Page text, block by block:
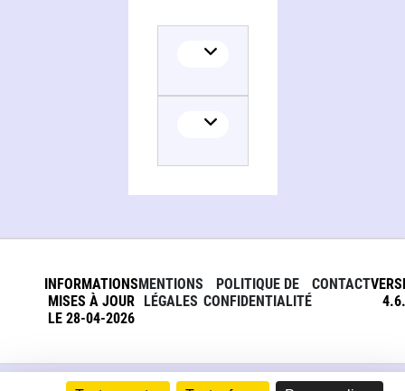
INFORMATIONS
MISES À JOUR
LE 28-04-2026
MENTIONS
LÉGALES
POLITIQUE DE
CONFIDENTIALITÉ
CONTACT